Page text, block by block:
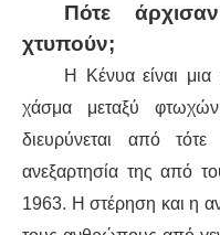
Πότε
χτυπούν;
Η Κένυα είναι
χάσμα μεταξύ
διευρύνεται από
ανεξαρτησία της από
1963. Η στέρηση και η